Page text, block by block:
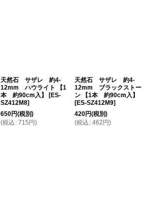
天然石 サザレ 約4-
12mm ハウライト 【1
本 約90cm入】
[ES-
SZ412M8]
650円(税別)
(税込 : 715 円)
天然石 サザレ 約4-
12mm ブラックストー
ン 【1本 約90cm入】
[ES-SZ412M9]
420円(税別)
(税込 : 462 円)